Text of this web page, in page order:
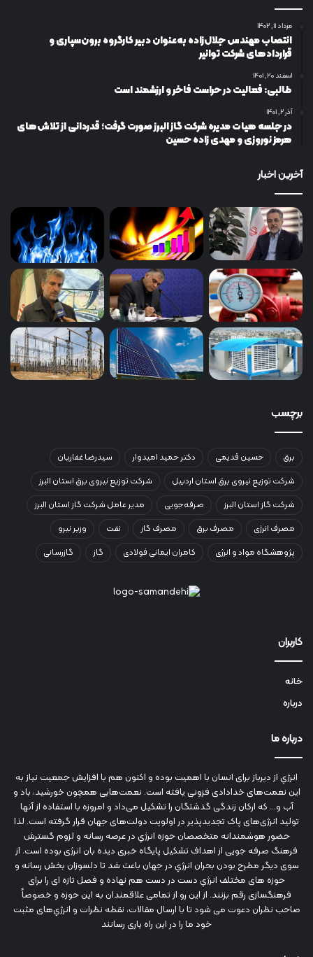
مرداد ۱۱, ۱۴۰۲
انتصاب مهندس جلال‌زاده به‌عنوان دبیر كارگروه برون‌سپاری و
قراردادهای شركت توانیر
اسفند ۲۰, ۱۴۰۱
طالبی: فعالیت در حراست فاخر و ارزشمند است
آذر ۲, ۱۴۰۱
در جلسه هیات مدیره شرکت گاز البرز صورت گرفت؛ قدردانی از تلاش‌های
هرمز نوروزی و مهدی زاده حسین
آخرین اخبار
برچسب
برق حسین قدیمی دکتر حمید امیدوار
سیدرضا غفاریان
شرکت توزیع نیروی برق استان اردبیل
شرکت توزیع نیروی برق استان البرز
شرکت گاز استان البرز
صرفه‌جویی
مدیر عامل شرکت گاز استان البرز
مصرف انرژی
مصرف برق مصرف گاز نفت
وزیر نیرو
پژوهشگاه مواد و انرژی
کامران ایمانی فولادی گاز گازرسانی
کاربران
خانه
درباره
درباره ما
انرژي‌ از دیرباز برای انسان با اهمیت بوده و اکنون هم با افزایش جمعیت نیاز به
این نعمت‌های خدادادی فزونی یافته است. نعمت‌هایی همچون خورشید، باد و
آب و... که ارکان زندگی گذشتگان را تشکیل می‌داد و امروزه با استفاده از آنها
تولید انرژی‌های پاک تجدیدپذیر در اولویت دولت‌های جهان قرار گرفته است. لذا
حضور هوشمندانه متخصصان حوزه انرژي در عرصه رسانه و لزوم گسترش
فرهنگ صرفه جویی از اهداف تشکیل پایگاه خبری دیده بان انرژی بوده است. از
سوی دیگر مطرح بودن بحران انرژي در جهان باعث شد تا دلسوزان بخش رسانه و
حوزه های مختلف انرژي دست در دست هم نهاده و فصل تازه ای را برای
فرهنگسازی رقم بزنند. از این رو از تمامی علاقمندان به این حوزه و خصوصاً
صاحب نظران دعوت می شود تا با ارسال مقالات، نقطه نظرات و انرژي‌های مثبت
خود ما را در این راه یاری رسانند